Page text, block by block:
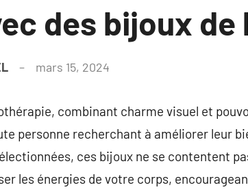
des bijoux
mars 15, 2024
combinant charme visuel et
personne recherchant à améliorer leur
ces bijoux ne se contentent
les énergies de votre corps,